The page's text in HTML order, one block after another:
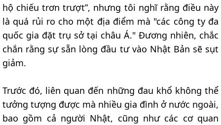
hộ chiếu trơn trượt”, nhưng tôi nghĩ rằng điều này
là quá rủi ro cho một địa điểm mà "các công ty đa
quốc gia đặt trụ sở tại châu Á." Đương nhiên, chắc
chắn rằng sự sẵn lòng đầu tư vào Nhật Bản sẽ sụt
giảm.
Trước đó, liên quan đến những đau khổ không thể
tưởng tượng được mà nhiều gia đình ở nước ngoài,
bao gồm cả người Nhật, cũng như các cơ quan